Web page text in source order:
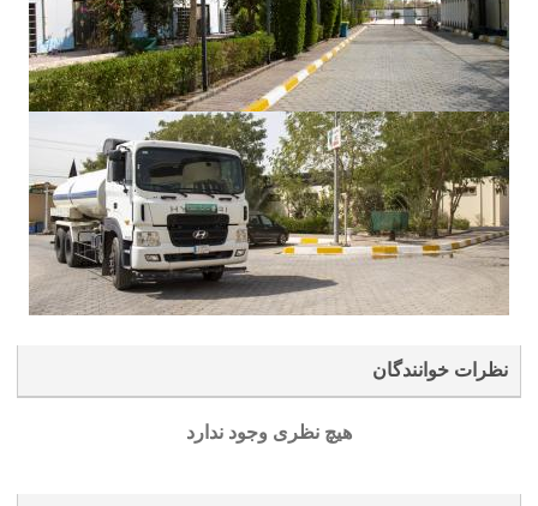
نظرات خوانندگان
هیچ نظری وجود ندارد